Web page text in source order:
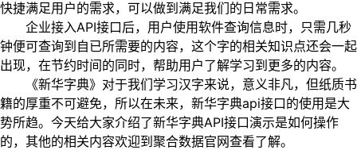
快捷满足用户的需求，可以做到满足我们的日常需求。
企业接入API接口后，用户使用软件查询信息时，只需几秒
钟便可查询到自已所需要的内容，这个字的相关知识点还会一起
出现，在节约时间的同时，帮助用户了解学习到更多的内容。
《新华字典》对于我们学习汉字来说，意义非凡，但纸质书
籍的厚重不可避免，所以在未来，新华字典api接口的使用是大
势所趋。今天给大家介绍了新华字典API接口演示是如何操作
的，其他的相关内容欢迎到聚合数据官网查看了解。